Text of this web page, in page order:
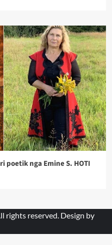
nga Emine S. HOTI
rights reserved. Design by